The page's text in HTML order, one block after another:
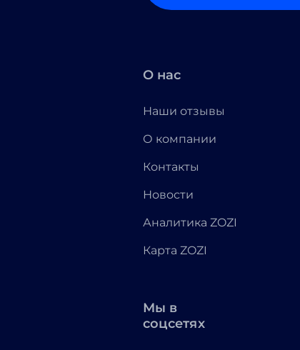
О нас
Наши отзывы
О компании
Контакты
Новости
Аналитика ZOZI
Карта ZOZI
Мы в
соцсетях